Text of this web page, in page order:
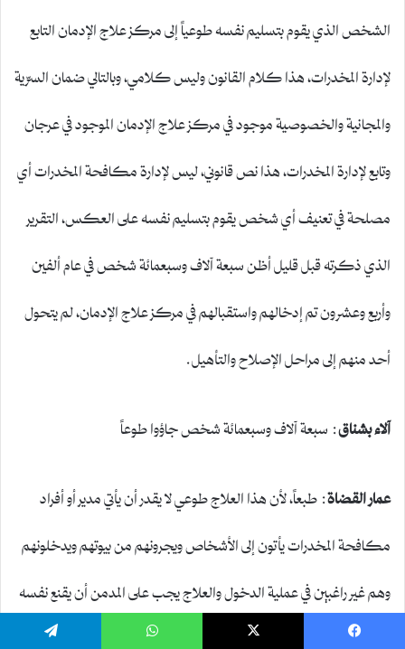
الشخص الذي يقوم بتسليم نفسه طوعياً إلى مركز علاج الإدمان التابع
لإدارة المخدرات، هذا كلام القانون وليس كلامي، وبالتالي ضمان السرّية
والمجانية والخصوصية موجود في مركز علاج الإدمان الموجود في عرجان
وتابع لإدارة المخدرات، هذا نص قانوني، ليس لإدارة مكافحة المخدرات أي
مصلحة في تعنيف أي شخص يقوم بتسليم نفسه على العكس، التقرير
الذي ذكرته قبل قليل أظن سبعة آلاف وسبعمائة شخص في عام ألفين
وأربع وعشرون تم إدخالهم واستقبالهم في مركز علاج الإدمان، لم يتحول
أحد منهم إلى مراحل الإصلاح والتأهيل.
آلاء بشناق: سبعة آلاف وسبعمائة شخص جاؤوا طوعاً
عمار القضاة: طبعاً، لأن هذا العلاج طوعي لا يقدر أن يأتي مدير أو أفراد
مكافحة المخدرات يأتون إلى الأشخاص ويجرونهم من بيوتهم ويدخلونهم
وهم غير راغبين في عملية الدخول والعلاج يجب على المدمن أن يقنع نفسه
وأهله وذويه أن يحاولون التقرب منه ويقدمون له المساعدة المناسبة وأن